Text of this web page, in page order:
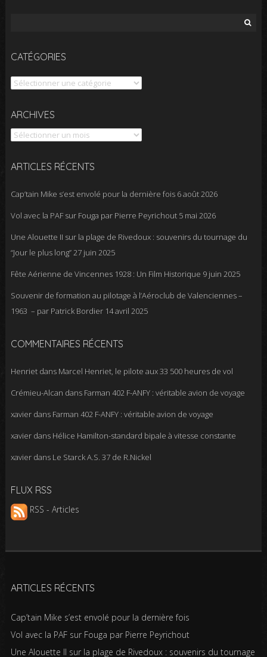
CATÉGORIES
Catégories
ARCHIVES
Archives
ARTICLES RÉCENTS
Cap’tain Mike s’est envolé pour la dernière fois 6 août 2026
Vol avec la PAF sur Fouga par Pierre Peyrichout 5 mai 2026
Une Alouette II sur la plage de Rivedoux : souvenirs du tournage du
“Jour le plus long”27 juin 2025
Fête Aérienne de Vincennes 1928 : Un Film Historique 9 juin 2025
Souvenir de formation au pilotage à l’Aéroclub de Valenciennes –
1963 – par Patrick Bordier 14 avril 2025
COMMENTAIRES RÉCENTS
Henrietdans Marcel Henriet, le pilote aux 33 500 heures de vol
Crémieu-Alcan dans Farman 402 F-ANFY : véritable avion de voyage
xavierdans Farman 402 F-ANFY : véritable avion de voyage
xavierdans Hélice Hamilton-standard bipale à vitesse constante
xavierdans Le Starck A.S. 37 de R.Nickel
FLUX RSS
RSS - Articles
ARTICLES RÉCENTS
Cap’tain Mike s’est envolé pour la dernière fois
Vol avec la PAF sur Fouga par Pierre Peyrichout
Une Alouette II sur la plage de Rivedoux : souvenirs du tournage